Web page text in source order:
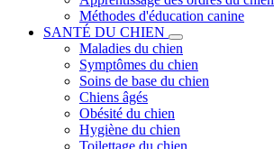
Méthodes d'éducation canine
SANTÉ DU CHIEN
Maladies du chien
Symptômes du chien
Soins de base du chien
Chiens âgés
Obésité du chien
Hygiène du chien
Toilettage du chien